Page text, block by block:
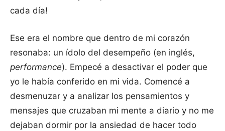
cada día!
Ese era el nombre que dentro de mi corazón
resonaba: un ídolo del desempeño (en inglés,
performance). Empecé a desactivar el poder que
yo le había conferido en mi vida. Comencé a
desmenuzar y a analizar los pensamientos y
mensajes que cruzaban mi mente a diario y no me
dejaban dormir por la ansiedad de hacer todo